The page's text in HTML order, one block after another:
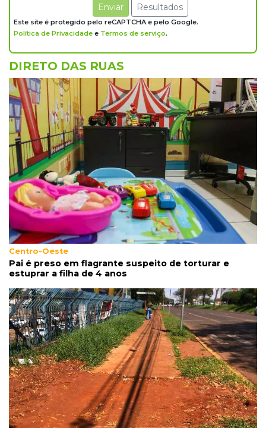
14:15Falta de acessibilidade
Calçada segue quebrada há mais de 2
semanas e dificulta passagem de cadeirantes
14:09
Agilidade
SUS muda regra para compra de remédios
contra câncer e cria negociação nacional
13:55Eleições 2026
Conheça os nove candidatos ao Senado por
Mato Grosso do Sul nas eleições de 2026
13:471º semestre
MS abre 1.437 empresas em julho e ultrapassa
10 mil novos negócios no ano
13:38 Centro-Oeste
Pai é preso em flagrante suspeito de torturar
e estuprar a filha de 4 anos
13:35Na Gury Marques
Viatura do Gaeco se envolve em acidente
após buscas em operação
13:29
Proteína animal
Indústria frigorífica dobra empregos e
Enviar Resultados
Este site é protegido pelo reCAPTCHA e pelo Google.
Política de Privacidade e Termos de serviço.
DIRETO DAS RUAS
Centro-Oeste
Pai é preso em flagrante suspeito de torturar e
estuprar a filha de 4 anos